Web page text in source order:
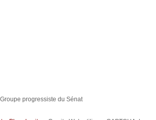
progressiste du Sénat